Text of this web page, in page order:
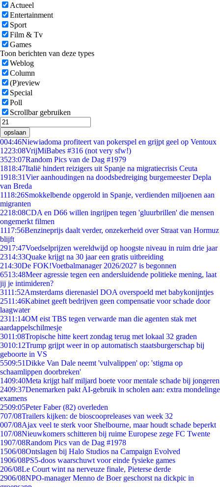
Actueel
Entertainment
Sport
Film & Tv
Games
Toon berichten van deze types
Weblog
Column
(P)review
Special
Poll
Scrollbar gebruiken
opslaan
004:46Niewiadoma profiteert van pokerspel en grijpt geel op Ventoux
1223:08VrijMiBabes #316 (not very sfw!)
3523:07Random Pics van de Dag #1979
1818:47Italië hindert reizigers uit Spanje na migratiecrisis Ceuta
1918:31Vier aanhoudingen na doodsbedreiging burgemeester Depla
van Breda
1118:26Smokkelbende opgerold in Spanje, verdienden miljoenen aan
migranten
2218:08CDA en D66 willen ingrijpen tegen 'gluurbrillen' die mensen
ongemerkt filmen
1117:56Benzineprijs daalt verder, onzekerheid over Straat van Hormuz
blijft
2917:47Voedselprijzen wereldwijd op hoogste niveau in ruim drie jaar
2314:33Quake krijgt na 30 jaar een gratis uitbreiding
214:30De FOK!Voetbalmanager 2026/2027 is begonnen
6513:48Meer agressie tegen een andersluidende politieke mening, laat
jij je intimideren?
3111:52Amsterdams dierenasiel DOA overspoeld met babykonijntjes
2511:46Kabinet geeft bedrijven geen compensatie voor schade door
laagwater
2311:14OM eist TBS tegen verwarde man die agenten stak met
aardappelschilmesje
3011:08Tropische hitte keert zondag terug met lokaal 32 graden
3010:12Trump grijpt weer in op automatisch staatsburgerschap bij
geboorte in VS
5509:51Dikke Van Dale neemt 'vulvalippen' op: 'stigma op
schaamlippen doorbreken'
1409:40Meta krijgt half miljard boete voor mentale schade bij jongeren
2409:37Denemarken pakt AI-gebruik in scholen aan: extra mondelinge
examens
2509:05Peter Faber (82) overleden
707/08Trailers kijken: de bioscoopreleases van week 32
007/08Ajax veel te sterk voor Shelbourne, maar houdt schade beperkt
107/08Nieuwkomers schitteren bij ruime Europese zege FC Twente
1907/08Random Pics van de Dag #1978
1506/08Ontslagen bij Halo Studios na Campaign Evolved
1906/08PS5-doos waarschuwt voor einde fysieke games
206/08Le Court wint na nerveuze finale, Pieterse derde
2906/08NPO-manager Menno de Boer geschorst na dickpic in